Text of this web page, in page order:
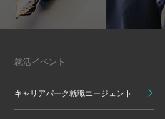
就活イベント
キャリアパーク就職エージェント